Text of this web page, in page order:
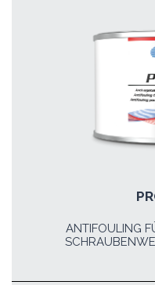
ANTIFOULING